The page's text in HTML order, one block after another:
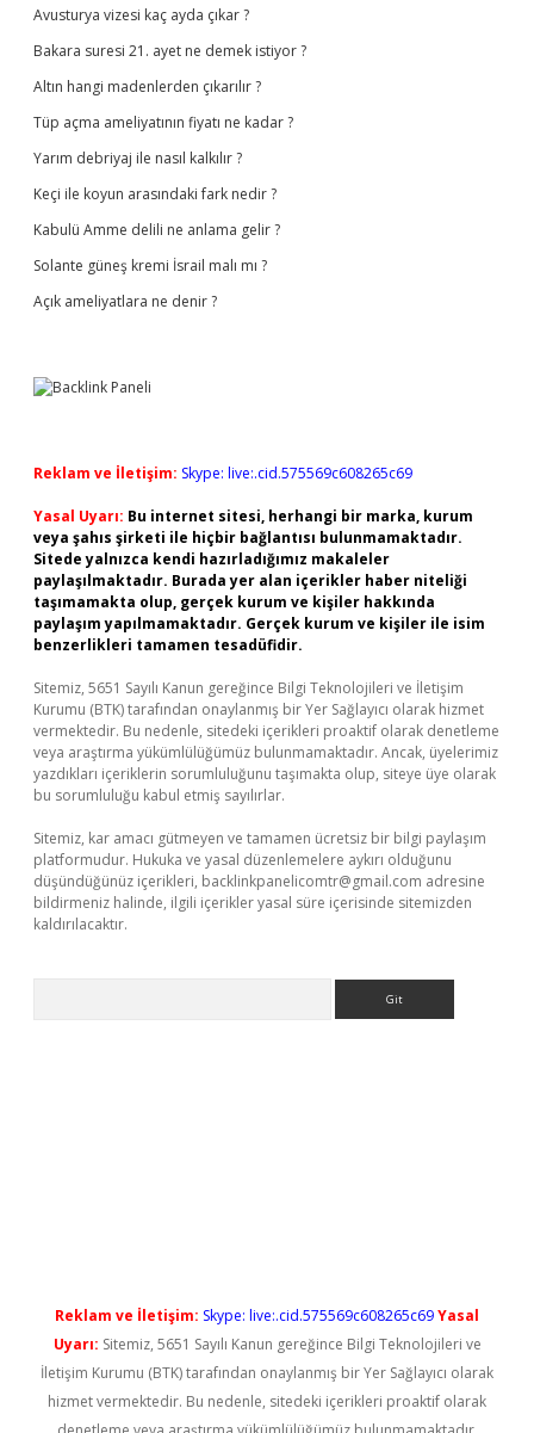
Avusturya vizesi kaç ayda çıkar ?
Bakara suresi 21. ayet ne demek istiyor ?
Altın hangi madenlerden çıkarılır ?
Tüp açma ameliyatının fiyatı ne kadar ?
Yarım debriyaj ile nasıl kalkılır ?
Keçi ile koyun arasındaki fark nedir ?
Kabulü Amme delili ne anlama gelir ?
Solante güneş kremi İsrail malı mı ?
Açık ameliyatlara ne denir ?
Reklam ve İletişim: Skype: live:.cid.575569c608265c69
Yasal Uyarı: Bu internet sitesi, herhangi bir marka, kurum
veya şahıs şirketi ile hiçbir bağlantısı bulunmamaktadır.
Sitede yalnızca kendi hazırladığımız makaleler
paylaşılmaktadır. Burada yer alan içerikler haber niteliği
taşımamakta olup, gerçek kurum ve kişiler hakkında
paylaşım yapılmamaktadır. Gerçek kurum ve kişiler ile isim
benzerlikleri tamamen tesadüfidir.
Sitemiz, 5651 Sayılı Kanun gereğince Bilgi Teknolojileri ve İletişim
Kurumu (BTK) tarafından onaylanmış bir Yer Sağlayıcı olarak hizmet
vermektedir. Bu nedenle, sitedeki içerikleri proaktif olarak denetleme
veya araştırma yükümlülüğümüz bulunmamaktadır. Ancak, üyelerimiz
yazdıkları içeriklerin sorumluluğunu taşımakta olup, siteye üye olarak
bu sorumluluğu kabul etmiş sayılırlar.
Sitemiz, kar amacı gütmeyen ve tamamen ücretsiz bir bilgi paylaşım
platformudur. Hukuka ve yasal düzenlemelere aykırı olduğunu
düşündüğünüz içerikleri, backlinkpanelicomtr@gmail.com adresine
bildirmeniz halinde, ilgili içerikler yasal süre içerisinde sitemizden
kaldırılacaktır.
Reklam ve İletişim: Skype: live:.cid.575569c608265c69Yasal
Uyarı: Sitemiz, 5651 Sayılı Kanun gereğince Bilgi Teknolojileri ve
İletişim Kurumu (BTK) tarafından onaylanmış bir Yer Sağlayıcı olarak
hizmet vermektedir. Bu nedenle, sitedeki içerikleri proaktif olarak